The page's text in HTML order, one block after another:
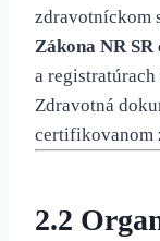
zdravotníckom
Zákona NR SR
a
Zdravotná
certifikovanom
2.2